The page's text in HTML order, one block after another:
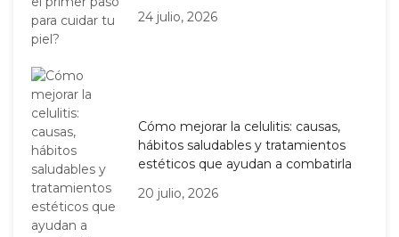
24 julio, 2026
Cómo mejorar la celulitis: causas,
hábitos saludables y tratamientos
estéticos que ayudan a combatirla
20 julio, 2026